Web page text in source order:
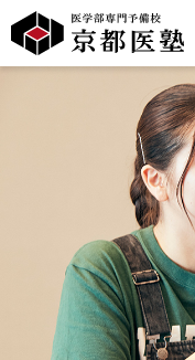
医学部専門予備校 京都医塾